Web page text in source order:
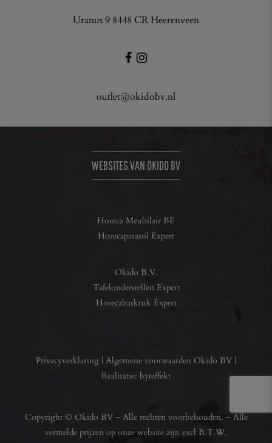
Uranus 9 8448 CR Heerenveen
outlet@okidobv.nl
WEBSITES VAN OKIDO BV
Horeca Meubilair BE
Horecaparasol Expert
Okido B.V.
Tafelonderstellen Expert
Horecabarkruk Expert
Privacyverklaring | Algemene voorwaarden Okido BV |
Realisatie: byteffekt
Copyright © Okido BV – Alle rechten voorbehouden. – Alle
vermelde prijzen op onze website zijn excl B.T.W.